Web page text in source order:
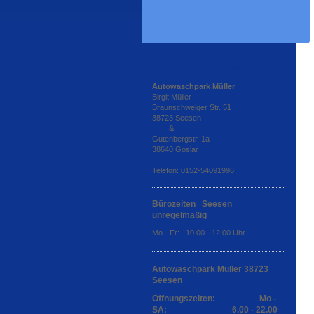
Autowaschpark Müller
Birgit Müller
Braunschweiger Str. 51
38723 Seesen
&
Gutenbergstr. 1a
38640 Goslar
Telefon: 0152-54091996
Bürozeiten Seesen
unregelmäßig
Mo - Fr: 10.00 - 12.00 Uhr
Autowaschpark Müller 38723
Seesen
Öffnungszeiten: Mo -
SA: 6.00 - 22.00